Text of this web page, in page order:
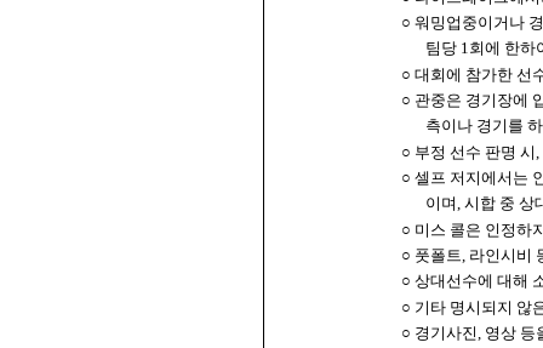
○ 워밍업중이거나
팀당 1회에 한하
○ 대회에 참가한 선
○ 관중은 경기장에
측이나 경기를
○ 부정 선수 판명 시
○ 셀프 저지에서는
이며, 시합 중 상
○ 미스 콜은 인정하
○ 풋폴트, 라인시비
○ 상대선수에 대해
○ 기타 명시되지 않
○ 경기사진, 영상 등